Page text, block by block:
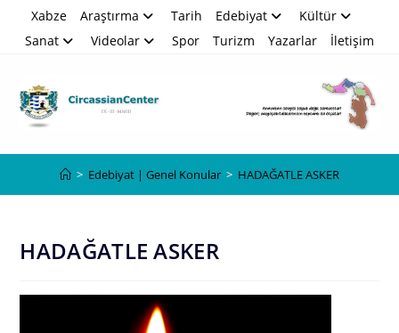
Xabze Araştırma Tarih Edebiyat
Kültür
Sanat
Videolar Spor Turizm Yazarlar İletişim
> Edebiyat | Genel Konular > HADAĞATLE ASKER
HADAĞATLE ASKER